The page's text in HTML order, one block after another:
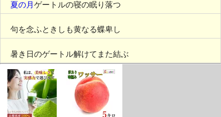
夏の月 ゲートルの寝の眠り落つ
句を念ふときしも黄なる蝶卑し
暑き日のゲートル解けてまた結ぶ